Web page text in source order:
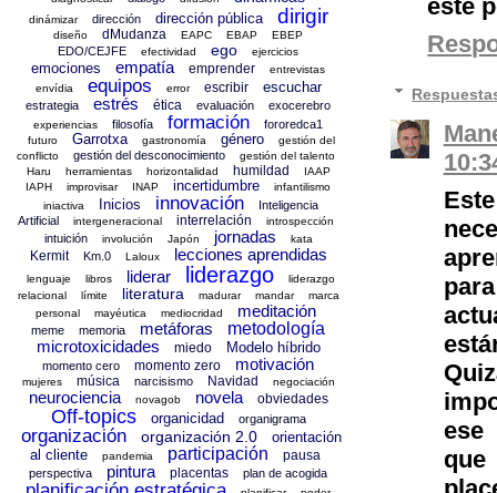
este
ese
dinámizar dirección dirección pública dirigir
diseño dMudanza EAPC EBAP EBEP
EDO/CEJFE efectividad ego ejercicios
emociones empatía emprender
entrevistas
envídia
equipos error escribir escuchar
estrategia estrés ética evaluación exocerebro
experiencias filosofía formación fororedca1
futuro Garrotxa gastronomía género
gestión del
conflicto
gestión del desconocimiento
gestión del talento
Haru
herramientas horizontalidad humildad
IAAP
IAPH
improvisar INAP incertidumbre
infantilismo
iniactiva
Inicios innovación
Inteligencia
Artificial
intergeneracional interrelación introspección
intuición involución Japón jornadas kata
Kermit Km.0 Laloux lecciones aprendidas
lenguaje libros liderar liderazgo
liderazgo
relacional
límite literatura madurar mandar
marca
personal
mayéutica mediocridad meditación
meme memoria metáforas
metodología
microtoxicidades
miedo Modelo híbrido
momento cero momento zero motivación
mujeres música narcisismo Navidad negociación
neurociencia novagob novela obviedades
Off-topics organicidad organigrama
organización organización 2.0
orientación
al cliente
pandemia participación pausa
perspectiva pintura placentas plan de acogida